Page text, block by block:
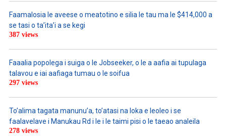
Faamalosia le aveese o meatotino e silia le tau ma le $414,000 a
se tasi o ta’ita’i a se kegi
387 views
Faaalia popolega i suiga o le Jobseeker, o le a aafia ai tupulaga
talavou e iai aafiaga tumau o le soifua
297 views
To’alima tagata manunu’a, to’atasi na loka e leoleo i se
faalavelave i Manukau Rd i le i le taimi pisi o le taeao analeila
278 views